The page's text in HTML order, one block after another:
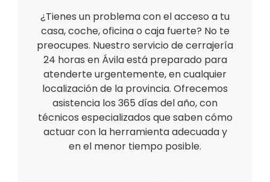
¿Tienes un problema con el acceso a tu
casa, coche, oficina o caja fuerte? No te
preocupes. Nuestro servicio de cerrajería
24 horas en Ávila está preparado para
atenderte urgentemente, en cualquier
localización de la provincia. Ofrecemos
asistencia los 365 días del año, con
técnicos especializados que saben cómo
actuar con la herramienta adecuada y
en el menor tiempo posible.